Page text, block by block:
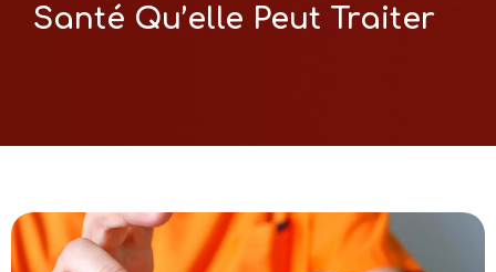
Santé Qu’elle Peut Traiter